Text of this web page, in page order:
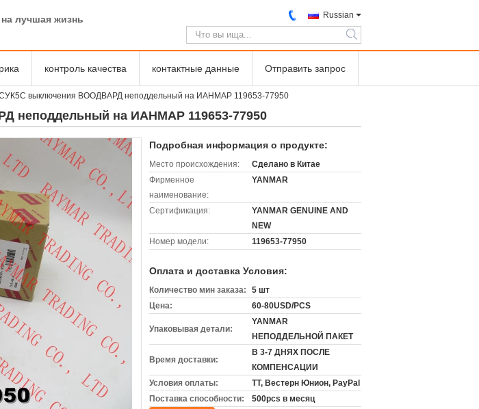
лучшая жизнь Russian
search
контроль качества контактные данные Отправить запрос
выключения ВООДВАРД неподдельный на ИАНМАР 119653-77950
неподдельный на ИАНМАР 119653-77950
Подробная информация о продукте:
Место происхождения:
Сделано в Китае
Фирменное
наименование:
YANMAR
Сертификация:
YANMAR GENUINE AND
NEW
Номер модели:
119653-77950
Оплата и доставка Условия:
Количество мин заказа:
5 шт
Цена:
60-80USD/PCS
Упаковывая детали:
YANMAR
НЕПОДДЕЛЬНОЙ ПАКЕТ
Время доставки:
В 3-7 ДНЯХ ПОСЛЕ
КОМПЕНСАЦИИ
Условия оплаты:
TT, Вестерн Юнион, PayPal
Поставка способности:
500pcs в месяц